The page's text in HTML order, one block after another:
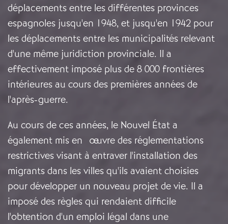
déplacements entre les différentes provinces
espagnoles jusqu'en 1948, et jusqu'en 1942 pour
les déplacements entre les municipalités relevant
d'une même juridiction provinciale. Il a
effectivement imposé plus de 8 000 frontières
intérieures au cours des premières années de
l'après-guerre.
Au cours de ces années, le Nouvel État a
également mis en œuvre des réglementations
restrictives visant à entraver l'installation des
migrants dans les villes qu'ils avaient choisies
pour développer un nouveau projet de vie. Il a
imposé des règles qui rendaient difficile
l'obtention d'un emploi légal dans une